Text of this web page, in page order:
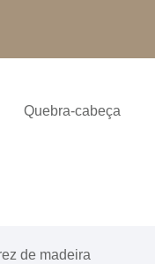
Quebra-cabeça
de madeira